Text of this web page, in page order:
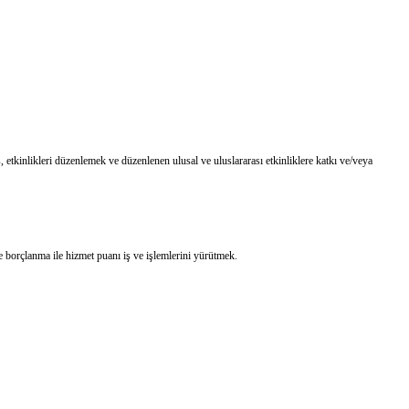
düzenlemek ve düzenlenen ulusal ve uluslararası etkinliklere katkı ve/veya
borçlanma ile hizmet puanı iş ve işlemlerini yürütmek.